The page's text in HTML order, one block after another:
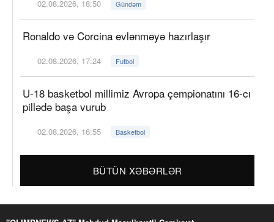
02.08.2026, 18:50 Gündəm
Ronaldo və Corcina evlənməyə hazırlaşır
02.08.2026, 17:24 Futbol
U-18 basketbol millimiz Avropa çempionatını 16-cı
pillədə başa vurub
02.08.2026, 16:55 Basketbol
BÜTÜN XƏBƏRLƏR